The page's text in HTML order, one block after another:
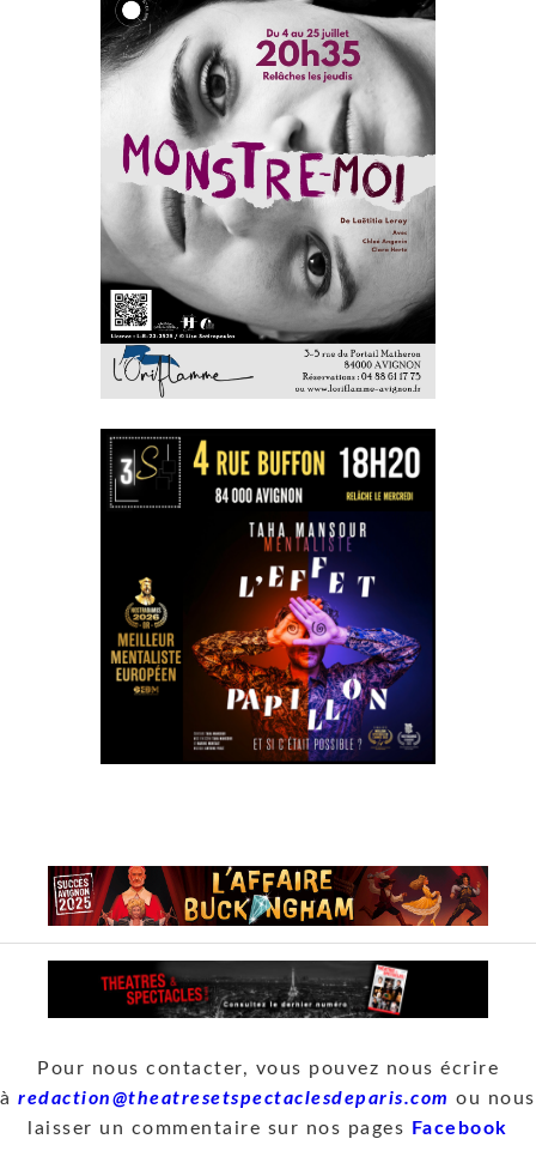
Pour nous contacter, vous pouvez nous écrire
àredaction@theatresetspectaclesdeparis.com ou nous
laisser un commentaire sur nos pages
Facebook